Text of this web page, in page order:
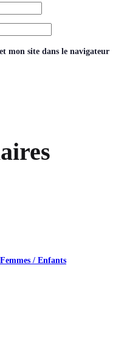
mon site dans le navigateur
/ Enfants